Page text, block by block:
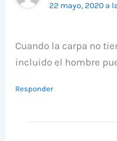
22 mayo, 2020 a
Cuando la carpa no
incluido el hombre
Responder